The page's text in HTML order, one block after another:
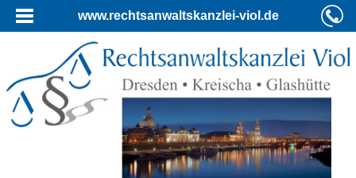
www.rechtsanwaltskanzlei-viol.de